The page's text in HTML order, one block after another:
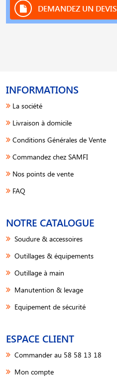
DEMANDEZ UN DEVIS
INFORMATIONS
La société
Livraison à domicile
Conditions Générales de Vente
Commandez chez SAMFI
Nos points de vente
FAQ
NOTRE CATALOGUE
Soudure & accessoires
Outillages & équipements
Outillage à main
Manutention & levage
Equipement de sécurité
ESPACE CLIENT
Commander au 58 58 13 18
Mon compte